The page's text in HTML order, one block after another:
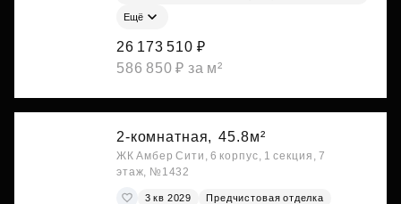
Ещё
26 173 510 ₽
586 850 ₽ за м²
2-комнатная, 45.8м²
ЖК Амбер Сити, 6 корпус, 1 секция, 7
этаж, №1432
3 кв 2029 Предчистовая отделка